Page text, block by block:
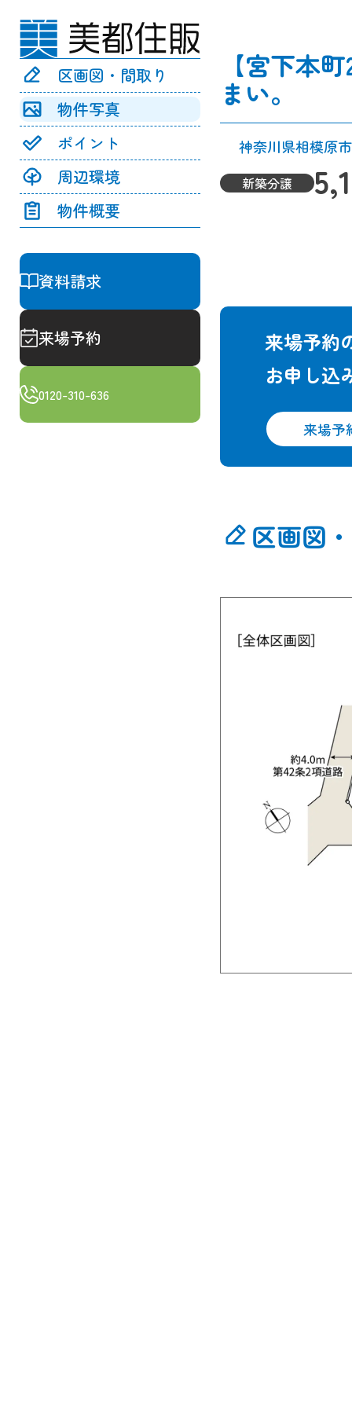
区画図・間取り
物件写真
ポイント
周辺環境
物件概要
資料請求
来場予約
0120-310-636
【宮下本
まい。
神奈川県相模原
新築分譲
来場予約
お申し込
来場予
区画図